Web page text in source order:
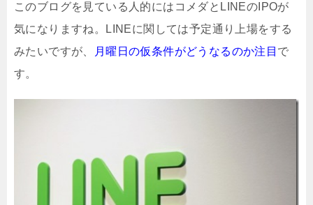
このブログを見ている人的にはコメダとLINEのIPOが
気になりますね。LINEに関しては予定通り上場をする
みたいですが、
月曜日の仮条件がどうなるのか注目 で
す。